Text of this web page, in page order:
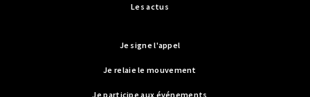
Les actus
Je signe l'appel
Je relaie le mouvement
Je participe aux événements